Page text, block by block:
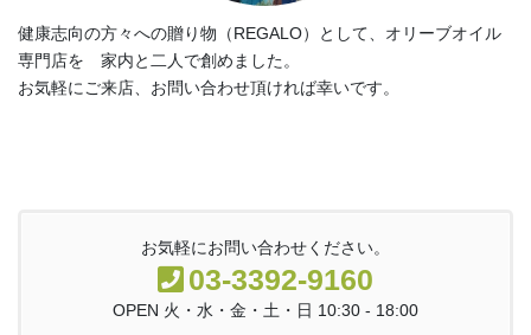
健康志向の方々への贈り物（REGALO）として、オリーブオイル
専門店を 家内と二人で創めました。
お気軽にご来店、お問い合わせ頂ければ幸いです。
お気軽にお問い合わせください。
03-3392-9160
OPEN 火・水・金・土・日 10:30 - 18:00